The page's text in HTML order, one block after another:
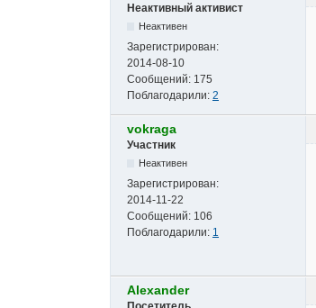
Неактивный активист
Неактивен
Зарегистрирован:
2014-08-10
Сообщений: 175
Поблагодарили: 2
vokraga
Участник
Неактивен
Зарегистрирован:
2014-11-22
Сообщений: 106
Поблагодарили: 1
Alexander